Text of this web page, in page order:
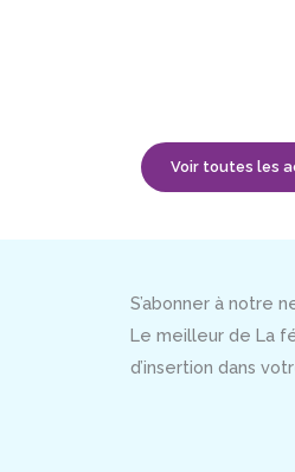
Voir toutes les
S’abonner à notre
Le meilleur de La
d’insertion dans